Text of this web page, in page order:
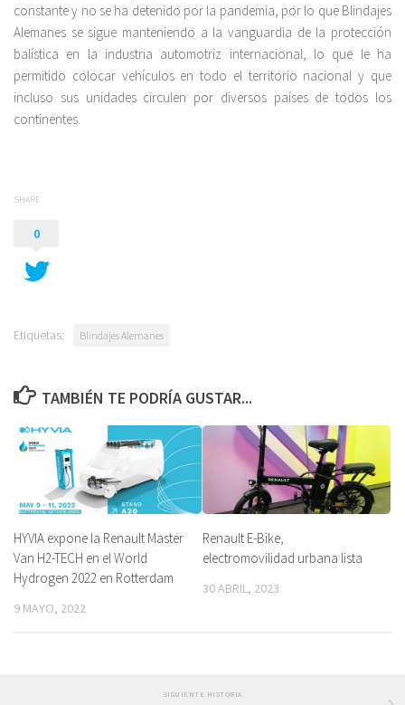
constante y no se ha detenido por la pandemia, por lo que Blindajes
Alemanes se sigue manteniendo a la vanguardia de la protección
balística en la industria automotriz internacional, lo que le ha
permitido colocar vehículos en todo el territorio nacional y que
incluso sus unidades circulen por diversos países de todos los
continentes.
SHARE
0
Etiquetas: Blindajes Alemanes
TAMBIÉN TE PODRÍA GUSTAR...
HYVIA expone la Renault Master
Van H2-TECH en el World
Hydrogen 2022 en Rotterdam
9 MAYO, 2022
Renault E-Bike,
electromovilidad urbana lista
30 ABRIL, 2023
SIGUIENTE HISTORIA